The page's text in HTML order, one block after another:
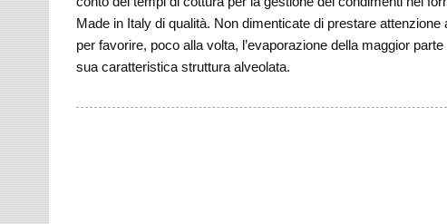
Made in Italy di qualità. Non dimenticate di prestare attenzione
per favorire, poco alla volta, l’evaporazione della maggior
sua caratteristica struttura alveolata.